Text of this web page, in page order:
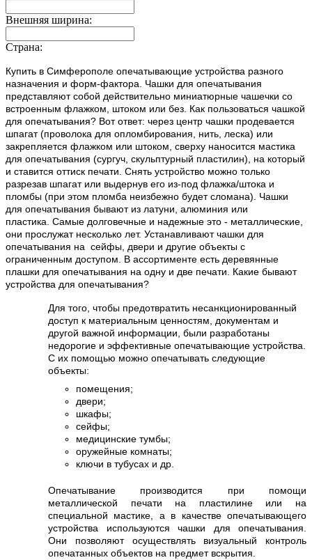
Внешняя ширина:
Страна:
Купить в Симферополе опечатывающие устройства разного
назначения и форм-фактора. Чашки для опечатывания
представляют собой действительно миниатюрные чашечки со
встроенным флажком, штоком или без. Как пользоваться чашкой
для опечатывания? Вот ответ: через центр чашки продевается
шпагат (проволока для опломбирования, нить, леска) или
закрепляется флажком или штоком, сверху наносится мастика
для опечатывания (сургуч, скульптурный пластилин), на который
и ставится оттиск печати. Снять устройство можно только
разрезав шпагат или выдернув его из-под флажка/штока и
пломбы (при этом пломба неизбежно будет сломана). Чашки
для опечатывания бывают из латуни, алюминия или
пластика. Самые долговечные и надежные это - металлические,
они прослужат несколько лет. Устанавливают чашки для
опечатывания на сейфы, двери и другие объекты с
ограниченным доступом. В ассортименте есть деревянные
плашки для опечатывания на одну и две печати. Какие бывают
устройства для опечатывания?
Для того, чтобы предотвратить несанкционированный
доступ к материальным ценностям, документам и
другой важной информации, были разработаны
недорогие и эффективные опечатывающие устройства.
С их помощью можно опечатывать следующие
объекты:
помещения;
двери;
шкафы;
сейфы;
медицинские тумбы;
оружейные комнаты;
ключи в тубусах и др.
Опечатывание производится при помощи
металлической печати на пластилине или на
специальной мастике, а в качестве опечатывающего
устройства используются чашки для опечатывания.
Они позволяют осуществлять визуальный контроль
опечатанных объектов на предмет вскрытия.